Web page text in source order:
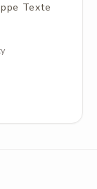
Texte